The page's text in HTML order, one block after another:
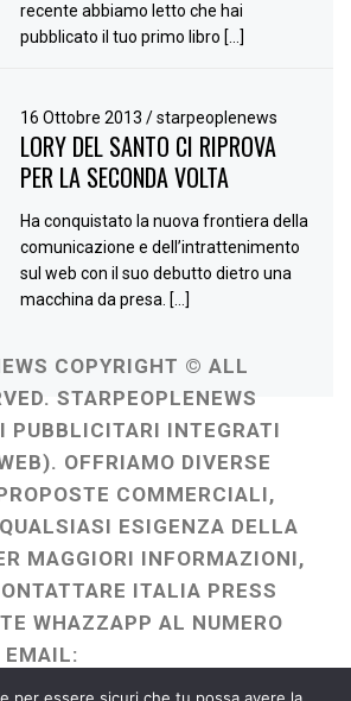
recente abbiamo letto che hai
pubblicato il tuo primo libro […]
16 Ottobre 2013/ starpeoplenews
LORY DEL SANTO CI RIPROVA
PER LA SECONDA VOLTA
Ha conquistato la nuova frontiera della
comunicazione e dell’intrattenimento
sul web con il suo debutto dietro una
macchina da presa. […]
COPYRIGHT © ALL
STARPEOPLENEWS
PUBBLICITARI INTEGRATI
OFFRIAMO DIVERSE
COMMERCIALI,
ESIGENZA DELLA
MAGGIORI INFORMAZIONI,
ITALIA PRESS
WHAZZAPP AL NUMERO